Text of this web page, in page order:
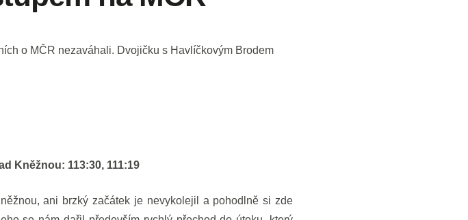
o MČR nezaváhali. Dvojičku s Havlíčkovým Brodem
Kněžnou: 113:30, 111:19
ani brzký začátek je nevykolejil a pohodlně si zde